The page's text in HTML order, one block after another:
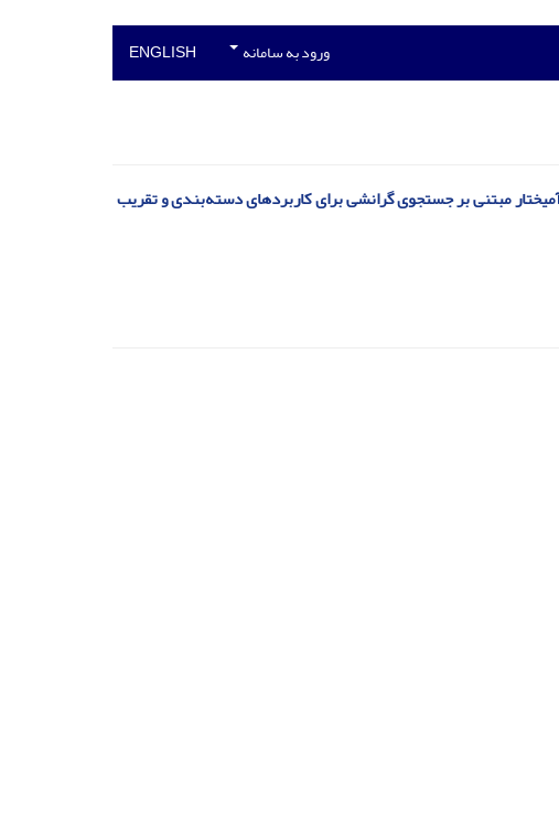
ورود به سامانه ENGLISH
مبتنی بر جستجوی گرانشی برای کاربردهای دسته‌بندی و تقریب